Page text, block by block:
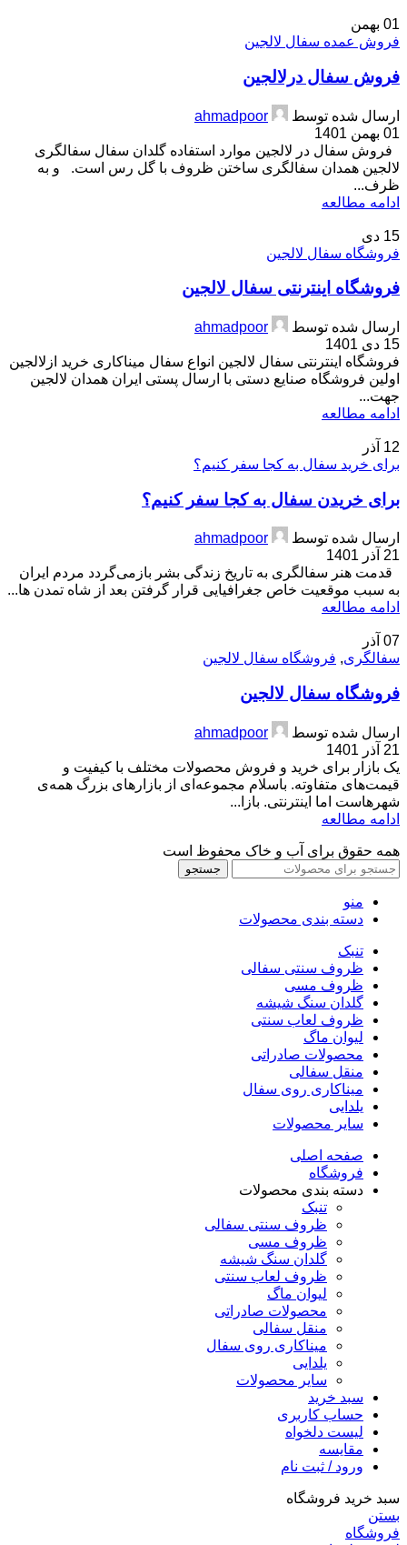
01 بهمن
فروش عمده سفال لالجین
فروش سفال درلالجین
ارسال شده توسط
ahmadpoor
01 بهمن 1401
فروش سفال در لالجین موارد استفاده گلدان سفال سفالگری
لالجین همدان سفالگری ساختن ظروف با گل رس است. و به
ظرف...
ادامه مطالعه
15 دی
فروشگاه سفال لالجین
فروشگاه اینترنتی سفال لالجین
ارسال شده توسط
ahmadpoor
15 دی 1401
فروشگاه اینترنتی سفال لالجین انواع سفال میناکاری خرید ازلالجین
اولین فروشگاه صنایع دستی با ارسال پستی ایران همدان لالجین
جهت...
ادامه مطالعه
12 آذر
برای خرید سفال به کجا سفر کنیم؟
برای خریدن سفال به کجا سفر کنیم؟
ارسال شده توسط
ahmadpoor
21 آذر 1401
قدمت هنر سفالگری به تاریخ زندگی بشر بازمی‌گردد مردم ایران
به سبب موقعیت خاص جغرافیایی قرار گرفتن بعد از شاه تمدن ها...
ادامه مطالعه
07 آذر
سفالگری, فروشگاه سفال لالجین
فروشگاه سفال لالجین
ارسال شده توسط
ahmadpoor
21 آذر 1401
یک بازار برای خرید و فروش محصولات مختلف با کیفیت و
قیمت‌های متفاوته. باسلام مجموعه‌ای از بازارهای بزرگ همه‌ی
شهرهاست اما اینترنتی. بازا...
ادامه مطالعه
همه حقوق برای آب و خاک محفوظ است
جستجو
منو
دسته بندی محصولات
تنبک
ظروف سنتی سفالی
ظروف مسی
گلدان سنگ شیشه
ظروف لعاب سنتی
لیوان ماگ
محصولات صادراتی
منقل سفالی
میناکاری روی سفال
یلدایی
سایر محصولات
صفحه اصلی
فروشگاه
دسته بندی محصولات
تنبک
ظروف سنتی سفالی
ظروف مسی
گلدان سنگ شیشه
ظروف لعاب سنتی
لیوان ماگ
محصولات صادراتی
منقل سفالی
میناکاری روی سفال
یلدایی
سایر محصولات
سبد خرید
حساب کاربری
لیست دلخواه
مقایسه
ورود / ثبت نام
سبد خرید فروشگاه
بستن
فروشگاه